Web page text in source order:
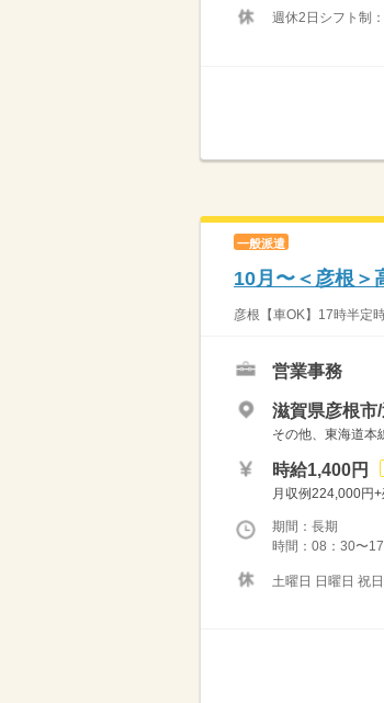
週休2日シフト制
一般派遣
10月〜＜彦根＞
彦根【車OK】17時半定
営業事務
滋賀県彦根市
その他、東海道本
時給1,400円
月収例224,000円
期間：長期
時間：08：30〜
土曜日 日曜日 祝日